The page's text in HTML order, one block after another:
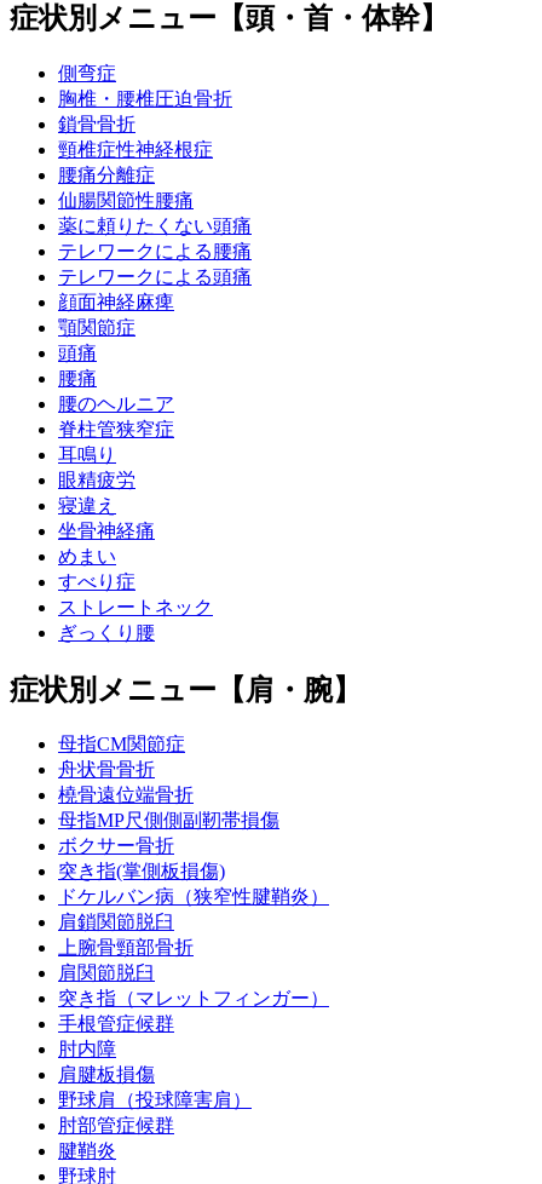
症状別メニュー【頭・首・体幹】
側弯症
胸椎・腰椎圧迫骨折
鎖骨骨折
頸椎症性神経根症
腰痛分離症
仙腸関節性腰痛
薬に頼りたくない頭痛
テレワークによる腰痛
テレワークによる頭痛
顔面神経麻痺
顎関節症
頭痛
腰痛
腰のヘルニア
脊柱管狭窄症
耳鳴り
眼精疲労
寝違え
坐骨神経痛
めまい
すべり症
ストレートネック
ぎっくり腰
症状別メニュー【肩・腕】
母指CM関節症
舟状骨骨折
橈骨遠位端骨折
母指MP尺側側副靭帯損傷
ボクサー骨折
突き指(掌側板損傷)
ドケルバン病（狭窄性腱鞘炎）
肩鎖関節脱臼
上腕骨頸部骨折
肩関節脱臼
突き指（マレットフィンガー）
手根管症候群
肘内障
肩腱板損傷
野球肩（投球障害肩）
肘部管症候群
腱鞘炎
野球肘